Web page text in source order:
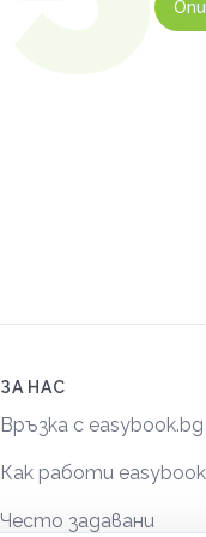
ЗА НАС
Връзка с easybook.bg
Как работи easybook
Често задавани